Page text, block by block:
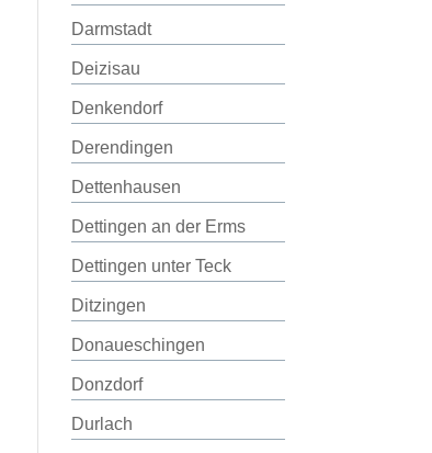
Darmstadt
Deizisau
Denkendorf
Derendingen
Dettenhausen
Dettingen an der Erms
Dettingen unter Teck
Ditzingen
Donaueschingen
Donzdorf
Durlach